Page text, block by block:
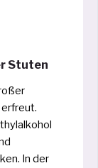
Stuten
In der